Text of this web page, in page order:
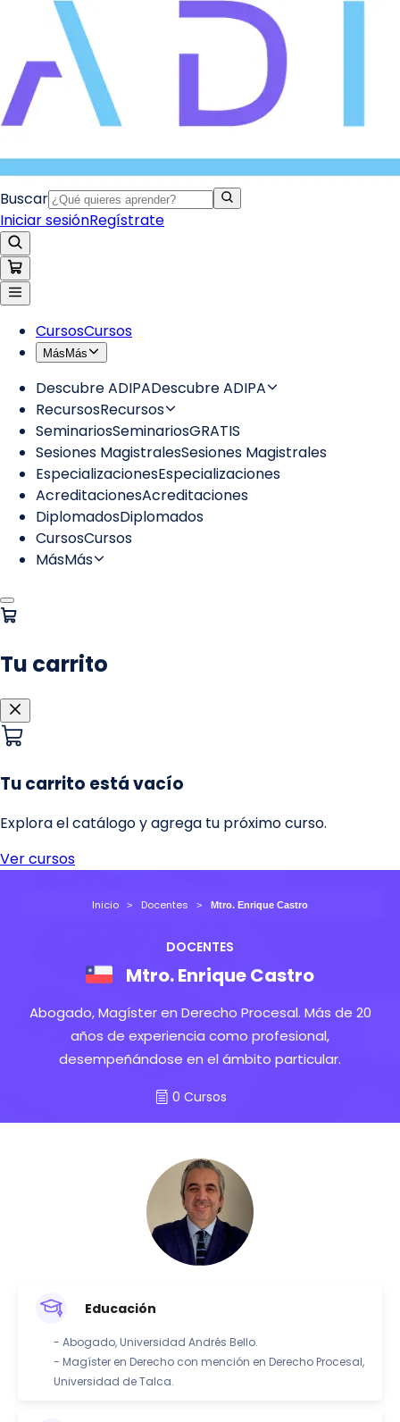
Inicio Docentes Mtro. Enrique Castro
DOCENTES
Mtro. Enrique Castro
Abogado, Magíster en Derecho Procesal. Más de 20
años de experiencia como profesional,
desempeñándose en el ámbito particular.
0 Cursos
Educación
- Abogado, Universidad Andrés Bello.
- Magíster en Derecho con mención en Derecho Procesal,
Universidad de Talca.